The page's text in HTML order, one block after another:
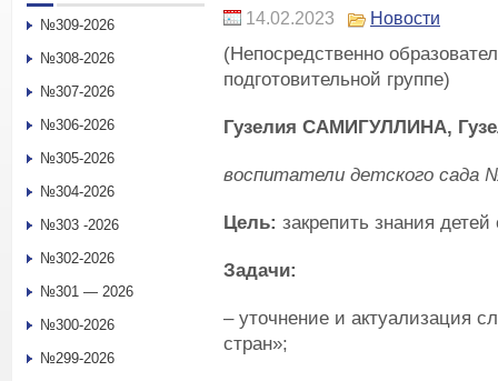
14.02.2023 Новости
(Непосредственно
подготовительной группе)
Гузелия САМИГУЛЛИНА,
воспитатели детского сада
Цель: закрепить знания
Задачи:
– уточнение и актуализация
стран»;
№309-2026
№308-2026
№307-2026
№306-2026
№305-2026
№304-2026
№303 -2026
№302-2026
№301 — 2026
№300-2026
№299-2026